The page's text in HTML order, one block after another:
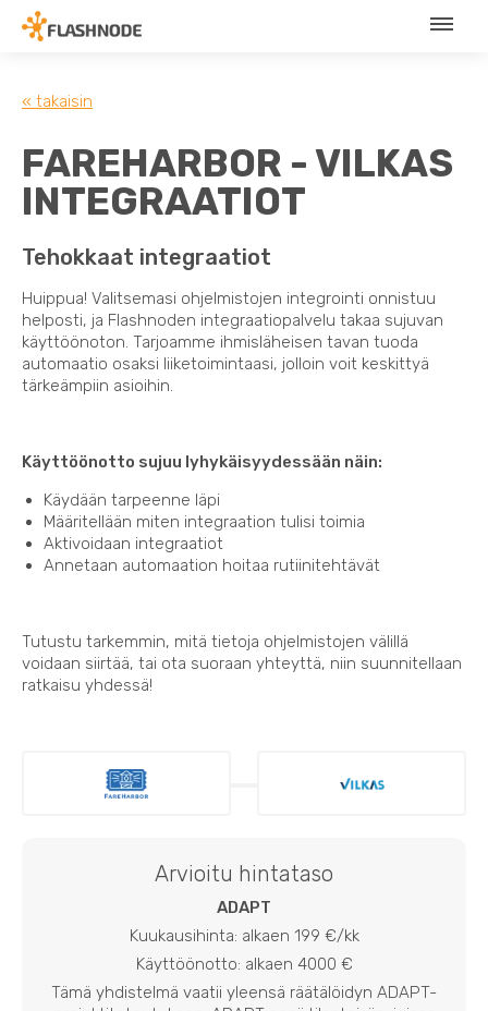
« takaisin
FAREHARBOR - VILKAS
INTEGRAATIOT
Tehokkaat integraatiot
Huippua! Valitsemasi ohjelmistojen integrointi onnistuu
helposti, ja Flashnoden integraatiopalvelu takaa sujuvan
käyttöönoton. Tarjoamme ihmisläheisen tavan tuoda
automaatio osaksi liiketoimintaasi, jolloin voit keskittyä
tärkeämpiin asioihin.
Käyttöönotto sujuu lyhykäisyydessään näin:
Käydään tarpeenne läpi
Määritellään miten integraation tulisi toimia
Aktivoidaan integraatiot
Annetaan automaation hoitaa rutiinitehtävät
Tutustu tarkemmin, mitä tietoja ohjelmistojen välillä
voidaan siirtää, tai ota suoraan yhteyttä, niin suunnitellaan
ratkaisu yhdessä!
Arvioitu hintataso
ADAPT
Kuukausihinta: alkaen 199 €/kk
Käyttöönotto: alkaen 4000 €
Tämä yhdistelmä vaatii yleensä räätälöidyn ADAPT-